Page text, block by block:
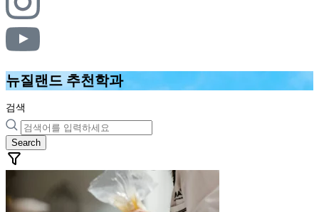
뉴질랜드 추천학과
검색